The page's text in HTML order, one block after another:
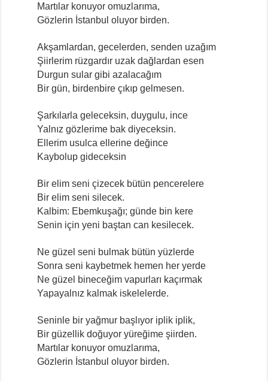
Martılar konuyor omuzlarıma,
Gözlerin İstanbul oluyor birden.
Akşamlardan, gecelerden, senden uzağım
Şiirlerim rüzgardır uzak dağlardan esen
Durgun sular gibi azalacağım
Bir gün, birdenbire çıkıp gelmesen.
Şarkılarla geleceksin, duygulu, ince
Yalnız gözlerime bak diyeceksin.
Ellerim usulca ellerine değince
Kaybolup gideceksin
Bir elim seni çizecek bütün pencerelere
Bir elim seni silecek.
Kalbim: Ebemkuşağı; günde bin kere
Senin için yeni baştan can kesilecek.
Ne güzel seni bulmak bütün yüzlerde
Sonra seni kaybetmek hemen her yerde
Ne güzel bineceğim vapurları kaçırmak
Yapayalnız kalmak iskelelerde.
Seninle bir yağmur başlıyor iplik iplik,
Bir güzellik doğuyor yüreğime şiirden.
Martılar konuyor omuzlarıma,
Gözlerin İstanbul oluyor birden.